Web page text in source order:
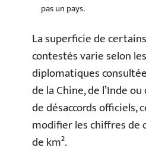
pas un pays.
La superficie de
contestés varie selon
diplomatiques
de la Chine, de l’Inde
de désaccords officiels,
modifier les chiffres de
de km².